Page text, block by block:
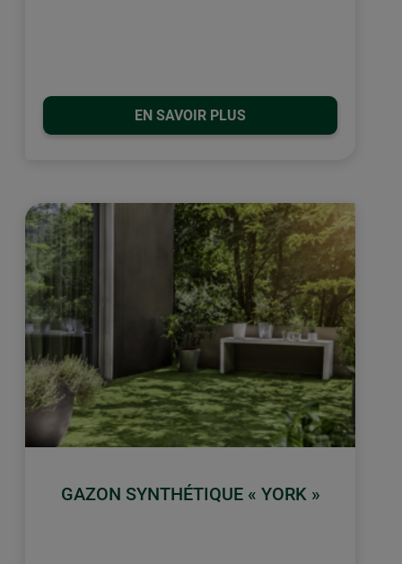
EN SAVOIR PLUS
GAZON SYNTHÉTIQUE « YORK »